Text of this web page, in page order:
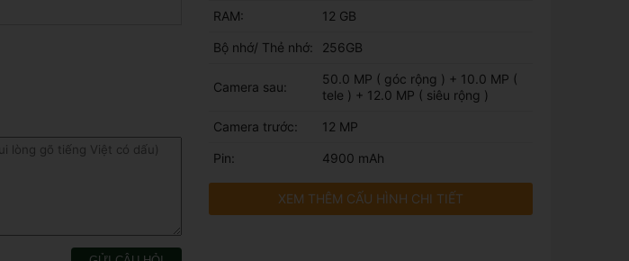
RAM: 12 GB
Bộ nhớ/ Thẻ nhớ: 256GB
Camera sau:
50.0 MP ( góc rộng ) + 10.0 MP (
tele ) + 12.0 MP ( siêu rộng )
Camera trước: 12 MP
Pin: 4900 mAh
XEM THÊM CẤU HÌNH CHI TIẾT